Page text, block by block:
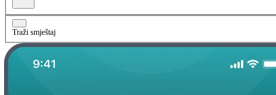
Traži smještaj